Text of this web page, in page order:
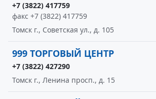
+7 (3822) 417759
факс +7 (3822) 417759
Томск г., Советская ул., д. 105
999 ТОРГОВЫЙ ЦЕНТР
+7 (3822) 427290
Томск г., Ленина просп., д. 15